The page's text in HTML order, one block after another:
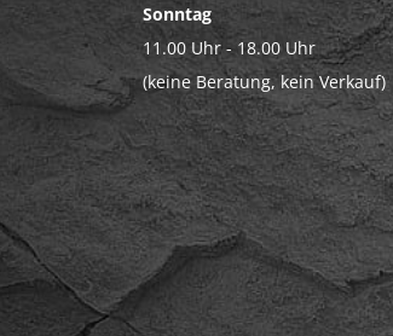
Sonntag
11.00 Uhr - 18.00 Uhr
(keine Beratung, kein Verkauf)